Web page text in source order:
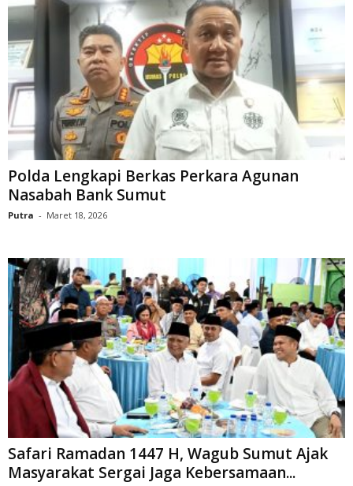
Polda Lengkapi Berkas Perkara Agunan
Nasabah Bank Sumut
Putra - Maret 18, 2026
Safari Ramadan 1447 H, Wagub Sumut Ajak
Masyarakat Sergai Jaga Kebersamaan...